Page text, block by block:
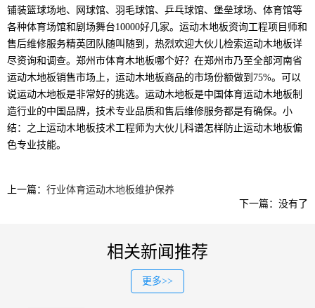
铺装篮球场地、网球馆、羽毛球馆、乒乓球馆、堡垒球场、体育馆等
各种体育场馆和剧场舞台10000好几家。运动木地板资询工程项目师和
售后维修服务精英团队随叫随到，热烈欢迎大伙儿检索运动木地板详
尽资询和调查。郑州市体育木地板哪个好？在郑州市乃至全部河南省
运动木地板销售市场上，运动木地板商品的市场份额做到75%。可以
说运动木地板是非常好的挑选。运动木地板是中国体育运动木地板制
造行业的中国品牌，技术专业品质和售后维修服务都是有确保。小
结：之上运动木地板技术工程师为大伙儿科谱怎样防止运动木地板偏
色专业技能。
上一篇： 行业体育运动木地板维护保养
下一篇：没有了
相关新闻推荐
更多>>